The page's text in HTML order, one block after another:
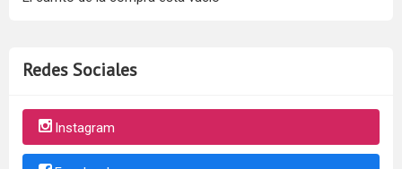
Redes Sociales
Instagram